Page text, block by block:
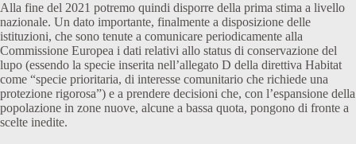
Alla fine del 2021 potremo quindi disporre della prima stima a livello
nazionale. Un dato importante, finalmente a disposizione delle
istituzioni, che sono tenute a comunicare periodicamente alla
Commissione Europea i dati relativi allo status di conservazione del
lupo (essendo la specie inserita nell’allegato D della direttiva Habitat
come “specie prioritaria, di interesse comunitario che richiede una
protezione rigorosa”) e a prendere decisioni che, con l’espansione della
popolazione in zone nuove, alcune a bassa quota, pongono di fronte a
scelte inedite.